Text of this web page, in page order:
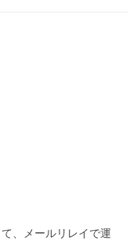
、メールリレイで運